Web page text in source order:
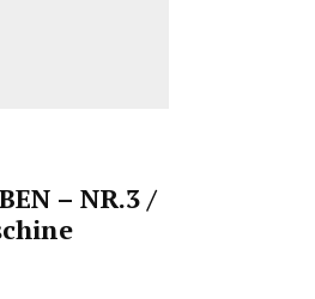
– NR.3 /